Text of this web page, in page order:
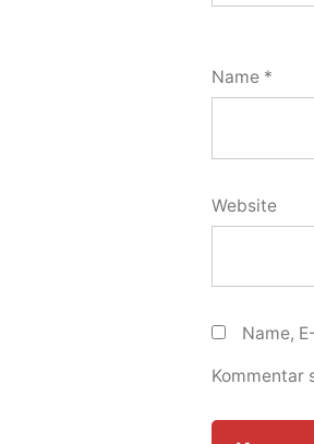
Name *
Website
Name,
Kommentar